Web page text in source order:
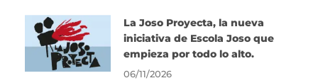
La Joso Proyecta, la nueva
iniciativa de Escola Joso que
empieza por todo lo alto.
06/11/2026